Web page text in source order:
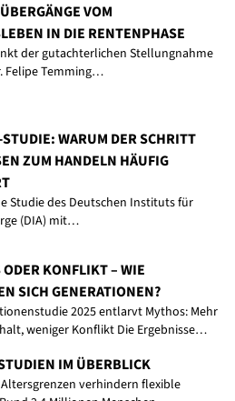
VOM
IN DIE RENTENPHASE
der gutachterlichen Stellungnahme
Felipe Temming…
WARUM DER SCHRITT
ZUM HANDELN HÄUFIG
Studie des Deutschen Instituts für
(DIA) mit…
KONFLIKT – WIE
SICH GENERATIONEN?
2025 entlarvt Mythos: Mehr
weniger Konflikt Die Ergebnisse…
IM ÜBERBLICK
verhindern flexible